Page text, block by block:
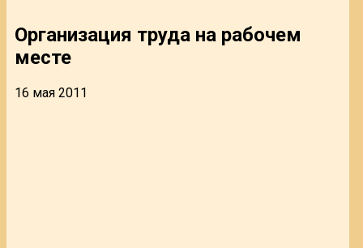
Организация труда на рабочем
месте
16 мая 2011